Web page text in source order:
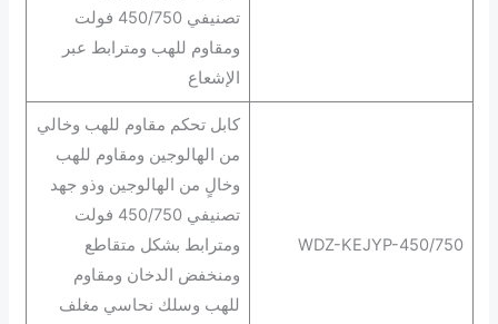
تصنيفي 450/750 فولت
ومقاوم للهب ومترابط عبر
الإشعاع
WDZ-KEJYP-450/750
كابل تحكم مقاوم للهب وخالي
من الهالوجين ومقاوم للهب
وخالٍ من الهالوجين وذو جهد
تصنيفي 450/750 فولت
ومترابط بشكل متقاطع
ومنخفض الدخان ومقاوم
للهب وسلك نحاسي مغلف